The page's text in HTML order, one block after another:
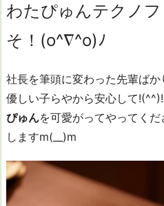
わたぴゅんテクノ
そ！(o^∇^o)ﾉ
社長を筆頭に変わった先輩ば
優しい子らやから安心して
ぴゅんを可愛がってやってく
しますm(__)m